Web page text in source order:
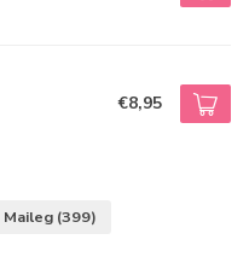
€8,95
Maileg (399)